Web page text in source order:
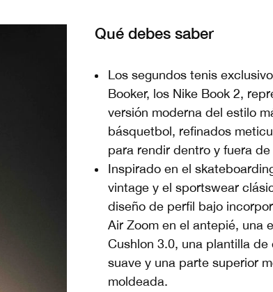
Qué debes saber
Los segundos tenis
Booker, los Nike Book 2,
versión moderna del estilo
básquetbol, refinados
para rendir dentro y fuera
Inspirado en el
vintage y el sportswear
diseño de perfil bajo
Air Zoom en el antepié, una
Cushlon 3.0, una plantilla de
suave y una parte superior
moldeada.